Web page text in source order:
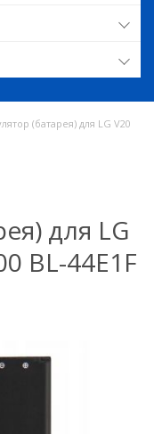
(батарея) для LG V20
для LG
BL-44E1F